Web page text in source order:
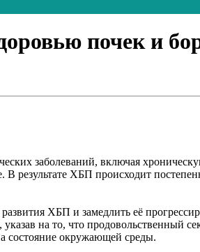
почек и
заболеваний, включая
результате ХБП происходит
ХБП и замедлить её
на то, что продовольственный
состояние окружающей среды.